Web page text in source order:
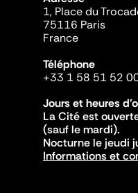
1, Place du
75116 Paris
France
Téléphone
+33 1 58 51 52
Jours et heures
La Cité est
(sauf le mardi).
Nocturne le jeudi
Informations et